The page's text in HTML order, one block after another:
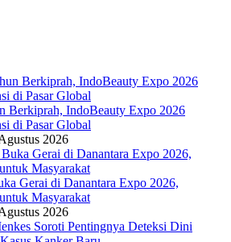
Berkiprah, IndoBeauty Expo 2026
di Pasar Global
2026
Gerai di Danantara Expo 2026,
Masyarakat
2026